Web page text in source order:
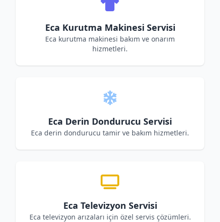
Eca Kurutma Makinesi Servisi
Eca kurutma makinesi bakım ve onarım
hizmetleri.
Eca Derin Dondurucu Servisi
Eca derin dondurucu tamir ve bakım hizmetleri.
Eca Televizyon Servisi
Eca televizyon arızaları için özel servis çözümleri.